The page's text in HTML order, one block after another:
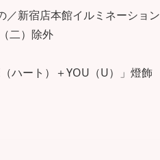
新宿店本館イルミネーション
二）除外
ハート）＋YOU（U）」燈飾